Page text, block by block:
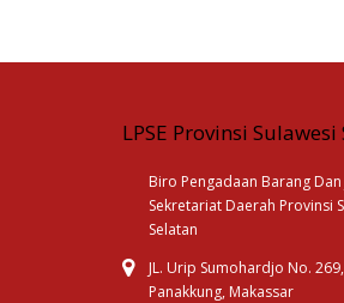
LPSE Provinsi Sulawesi
Biro Pengadaan Barang Dan
Sekretariat Daerah Provinsi
Selatan
JL. Urip Sumohardjo No.
Panakkung, Makassar